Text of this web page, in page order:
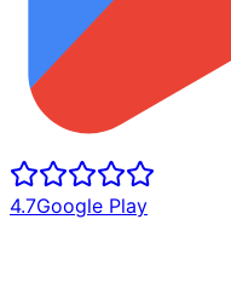
4.7Google Play